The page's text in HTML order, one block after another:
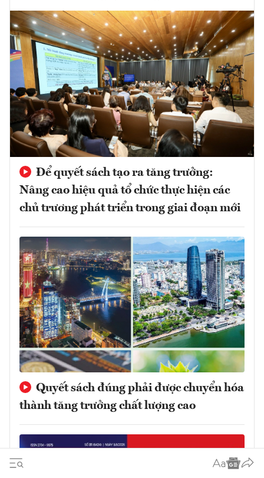
Để quyết sách tạo ra tăng trưởng:
Nâng cao hiệu quả tổ chức thực hiện các
chủ trương phát triển trong giai đoạn mới
Quyết sách đúng phải được chuyển hóa
thành tăng trưởng chất lượng cao